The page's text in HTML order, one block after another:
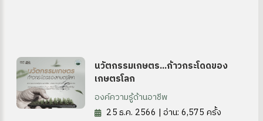
นวัตกรรมเกษตร...ก้าวกระโดดของ
เกษตรโลก
องค์ความรู้ด้านอาชีพ
25 ธ.ค. 2566 | อ่าน: 6,575 ครั้ง